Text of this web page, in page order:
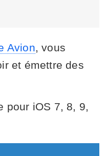
Avion, vous
et émettre des
pour iOS 7, 8, 9,